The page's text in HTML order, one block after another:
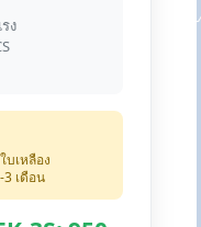
ง
บเหลือง
3 เดือน